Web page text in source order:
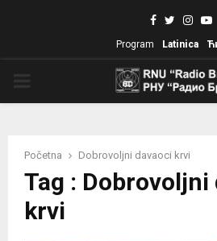
Facebook
Twitter
Program Latinica
Početna Dobrovoljni davaoci krvi
Tag : Dobrovoljni
krvi